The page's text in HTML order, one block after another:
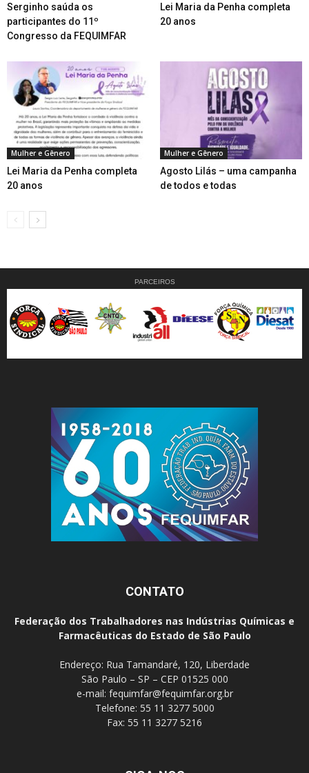
Serginho saúda os
participantes do 11º
Congresso da FEQUIMFAR
Lei Maria da Penha completa
20 anos
Mulher e Gênero
Lei Maria da Penha completa
20 anos
Mulher e Gênero
Agosto Lilás – uma campanha
de todos e todas
PARCEIROS
CONTATO
Federação dos Trabalhadores nas Indústrias Químicas e
Farmacêuticas do Estado de São Paulo
Endereço: Rua Tamandaré, 120, Liberdade
São Paulo – SP – CEP 01525 000
e-mail: fequimfar@fequimfar.org.br
Telefone: 55 11 3277 5000
Fax: 55 11 3277 5216